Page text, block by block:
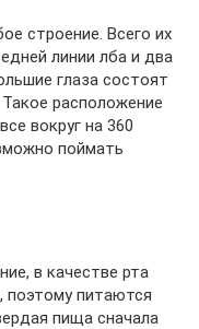
строение. Всего их
линии лба и два
глаза состоят
расположение
вокруг на 360
поймать
в качестве рта
поэтому питаются
пища сначала